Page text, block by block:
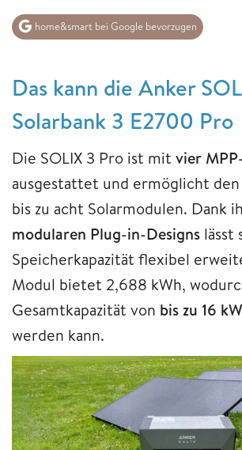
home&smart bei Google bevorzugen
Das kann die Anker
Solarbank 3 E2700 Pro
Die SOLIX 3 Pro ist mit vier
ausgestattet und ermöglicht den
bis zu acht Solarmodulen. Dank
modularen Plug-in-Designs lässt
Speicherkapazität flexibel
Modul bietet 2,688 kWh,
Gesamtkapazität von bis zu 16
werden kann.